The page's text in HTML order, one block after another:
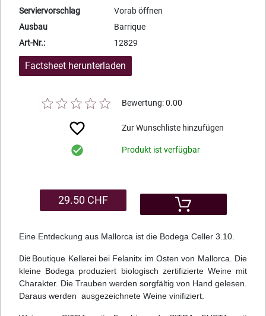
Serviervorschlag
Vorab öffnen
Ausbau
Barrique
Art-Nr.:
12829
Factsheet herunterladen
Bewertung: 0.00
Zur Wunschliste hinzufügen
Produkt ist verfügbar
29.50 CHF
Eine Entdeckung aus Mallorca ist die Bodega Celler 3.10.
Die Boutique Kellerei bei Felanitx im Osten von Mallorca. Die
kleine Bodega produziert biologisch zertifizierte Weine mit
Charakter. Die Trauben werden sorgfältig von Hand gelesen.
Daraus werden ausgezeichnete Weine vinifiziert.